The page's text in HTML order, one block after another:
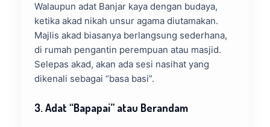
Walaupun adat Banjar kaya dengan budaya,
ketika akad nikah unsur agama diutamakan.
Majlis akad biasanya berlangsung sederhana,
di rumah pengantin perempuan atau masjid.
Selepas akad, akan ada sesi nasihat yang
dikenali sebagai “basa basi”.
3. Adat “Bapapai” atau Berandam